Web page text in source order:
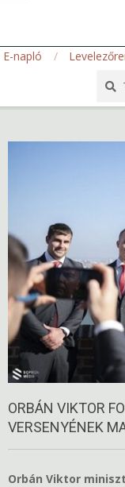
E-napló
ORBÁN VIKTOR
VERSENYÉNEK
Orbán Viktor